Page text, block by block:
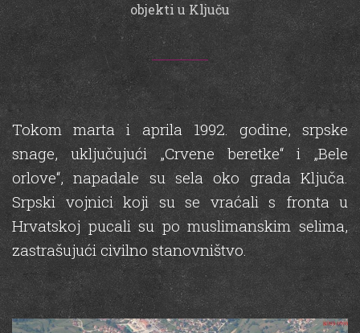
objekti u Ključu
Tokom marta i aprila 1992. godine, srpske
snage, uključujući „Crvene beretke“ i „Bele
orlove“, napadale su sela oko grada Ključa.
Srpski vojnici koji su se vraćali s fronta u
Hrvatskoj pucali su po muslimanskim selima,
zastrašujući civilno stanovništvo.